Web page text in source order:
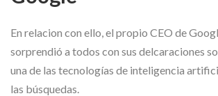
En relacion con ello, el propio CEO de
sorprendió a todos con sus delcaraciones
una de las tecnologías de inteligencia
las búsquedas.